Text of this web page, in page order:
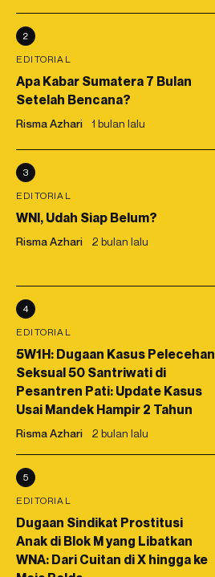
2
EDITORIAL
Apa Kabar Sumatera 7 Bulan
Setelah Bencana?
Risma Azhari 1 bulan lalu
3
EDITORIAL
WNI, Udah Siap Belum?
Risma Azhari 2 bulan lalu
4
EDITORIAL
5W1H: Dugaan Kasus Pelecehan
Seksual 50 Santriwati di
Pesantren Pati: Update Kasus
Usai Mandek Hampir 2 Tahun
Risma Azhari 2 bulan lalu
5
EDITORIAL
Dugaan Sindikat Prostitusi
Anak di Blok M yang Libatkan
WNA: Dari Cuitan di X hingga ke